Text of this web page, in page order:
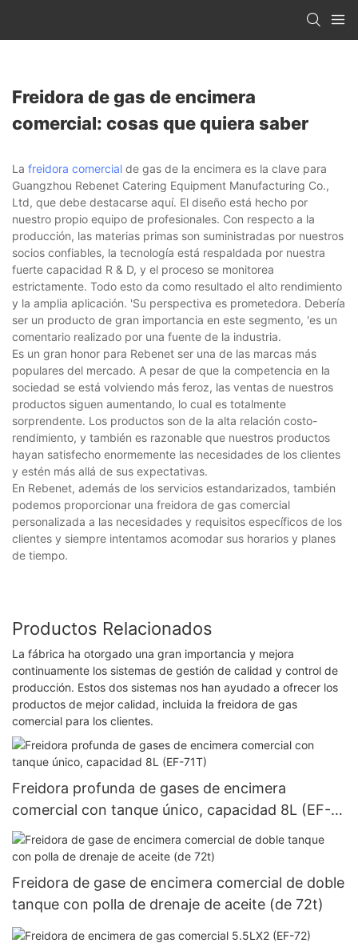
Freidora de gas de encimera
comercial: cosas que quiera saber
La freidora comercial de gas de la encimera es la clave para
Guangzhou Rebenet Catering Equipment Manufacturing Co.,
Ltd, que debe destacarse aquí. El diseño está hecho por
nuestro propio equipo de profesionales. Con respecto a la
producción, las materias primas son suministradas por nuestros
socios confiables, la tecnología está respaldada por nuestra
fuerte capacidad R & D, y el proceso se monitorea
estrictamente. Todo esto da como resultado el alto rendimiento
y la amplia aplicación. 'Su perspectiva es prometedora. Debería
ser un producto de gran importancia en este segmento, 'es un
comentario realizado por una fuente de la industria.
Es un gran honor para Rebenet ser una de las marcas más
populares del mercado. A pesar de que la competencia en la
sociedad se está volviendo más feroz, las ventas de nuestros
productos siguen aumentando, lo cual es totalmente
sorprendente. Los productos son de la alta relación costo-
rendimiento, y también es razonable que nuestros productos
hayan satisfecho enormemente las necesidades de los clientes
y estén más allá de sus expectativas.
En Rebenet, además de los servicios estandarizados, también
podemos proporcionar una freidora de gas comercial
personalizada a las necesidades y requisitos específicos de los
clientes y siempre intentamos acomodar sus horarios y planes
de tiempo.
Productos Relacionados
La fábrica ha otorgado una gran importancia y mejora
continuamente los sistemas de gestión de calidad y control de
producción. Estos dos sistemas nos han ayudado a ofrecer los
productos de mejor calidad, incluida la freidora de gas
comercial para los clientes.
Freidora profunda de gases de encimera
comercial con tanque único, capacidad 8L (EF-
71T)
Freidora de gase de encimera comercial de doble
tanque con polla de drenaje de aceite (de 72t)